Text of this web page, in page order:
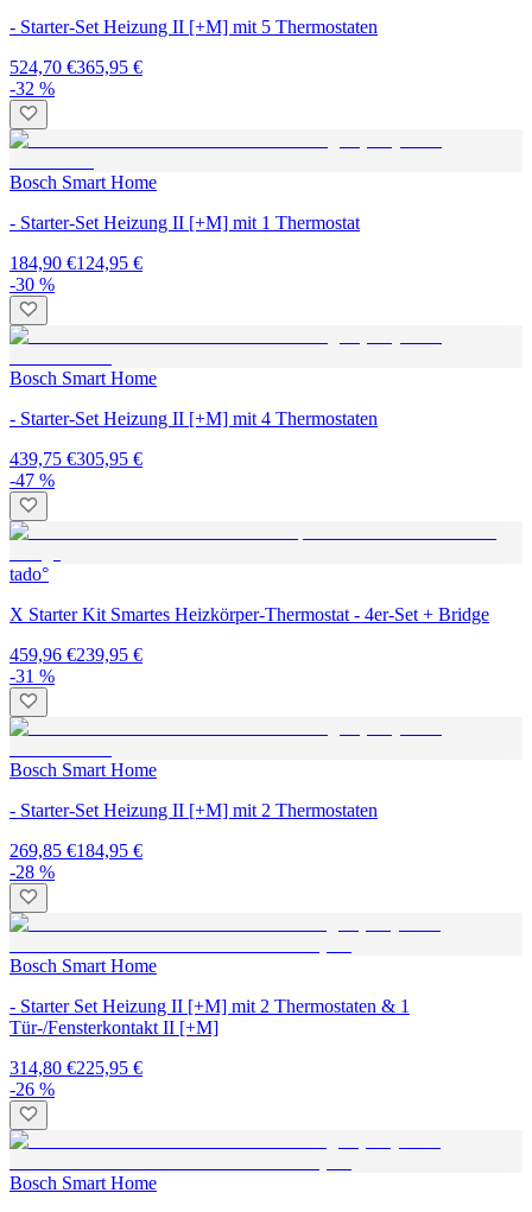
- Starter-Set Heizung II [+M] mit 5 Thermostaten
524,70 €365,95 €
-32 %
Bosch Smart Home
- Starter-Set Heizung II [+M] mit 1 Thermostat
184,90 €124,95 €
-30 %
Bosch Smart Home
- Starter-Set Heizung II [+M] mit 4 Thermostaten
439,75 €305,95 €
-47 %
tado°
X Starter Kit Smartes Heizkörper-Thermostat - 4er-Set + Bridge
459,96 €239,95 €
-31 %
Bosch Smart Home
- Starter-Set Heizung II [+M] mit 2 Thermostaten
269,85 €184,95 €
-28 %
Bosch Smart Home
- Starter Set Heizung II [+M] mit 2 Thermostaten & 1
Tür-/Fensterkontakt II [+M]
314,80 €225,95 €
-26 %
Bosch Smart Home